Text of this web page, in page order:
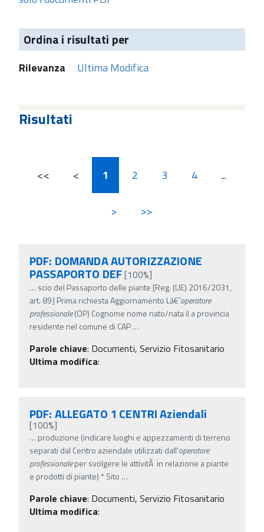
Ordina i risultati per
Rilevanza Ultima Modifica
Risultati
<< < 1 2 3 4 ...
> >>
PDF: DOMANDA AUTORIZZAZIONE
PASSAPORTO DEF[100%]
… scio del Passaporto delle piante [Reg. (UE) 2016/2031,
art. 89] Prima richiesta Aggiornamento Lâ€˜operatore
professionale(OP) Cognome nome nato/nata il a provincia
residente nel comune di CAP…
Parole chiave: Documenti, Servizio Fitosanitario
Ultima modifica:
PDF: ALLEGATO 1 CENTRI Aziendali
[100%]
… produzione (indicare luoghi e appezzamenti di terreno
separati dal Centro aziendale utilizzati dall'operatore
professionaleper svolgere le attivitÃ in relazione a piante
e prodotti di piante) * Sito …
Parole chiave: Documenti, Servizio Fitosanitario
Ultima modifica: